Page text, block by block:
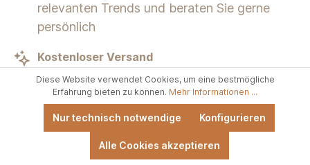
relevanten Trends und beraten Sie gerne
persönlich
Kostenloser Versand
Versandkostenfrei schon ab 60 € Bestellwert
30 Tage Geld zurück
Nicht gewünschte Artikel einfach innerhalb
von 30 Tagen an uns zurücksenden
Diese Website verwendet Cookies, um eine bestmögliche
Erfahrung bieten zu können. Mehr Informationen ...
Nur technisch notwendige Konfigurieren
Alle Cookies akzeptieren